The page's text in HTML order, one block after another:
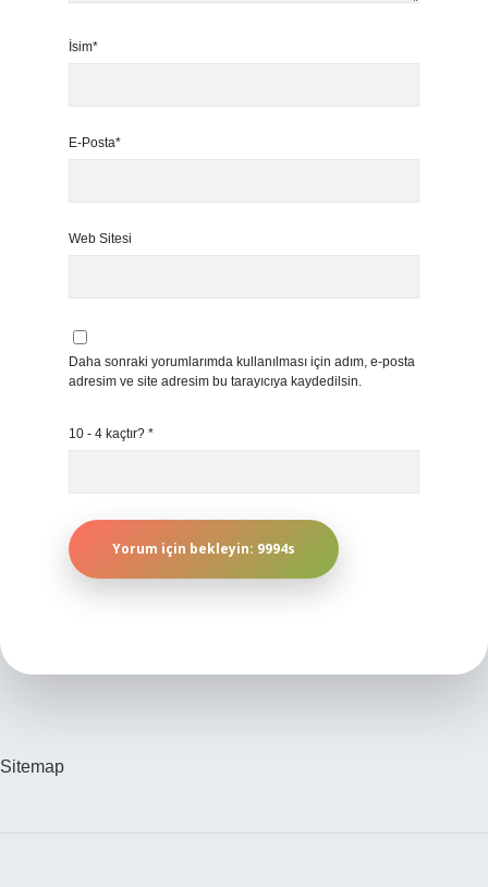
İsim*
E-Posta*
Web Sitesi
Daha sonraki yorumlarımda kullanılması için adım, e-posta
adresim ve site adresim bu tarayıcıya kaydedilsin.
10 - 4 kaçtır? *
Sitemap